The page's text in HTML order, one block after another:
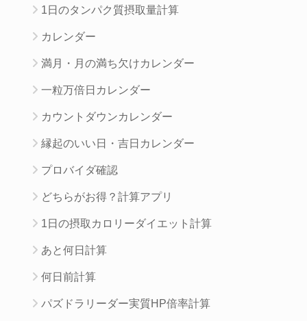
1日のタンパク質摂取量計算
カレンダー
満月・月の満ち欠けカレンダー
一粒万倍日カレンダー
カウントダウンカレンダー
縁起のいい日・吉日カレンダー
プロバイダ確認
どちらがお得？計算アプリ
1日の摂取カロリーダイエット計算
あと何日計算
何日前計算
パズドラリーダー実質HP倍率計算